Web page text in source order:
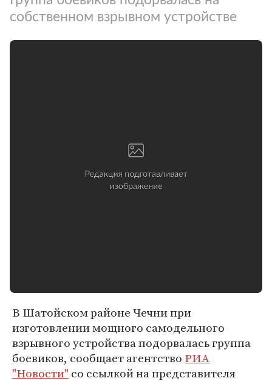
собственном взрывном устройстве
В Шатойском районе Чечни при
изготовлении мощного самодельного
взрывного устройства подорвалась группа
боевиков, сообщает агентство РИА
"Новости" со ссылкой на представителя